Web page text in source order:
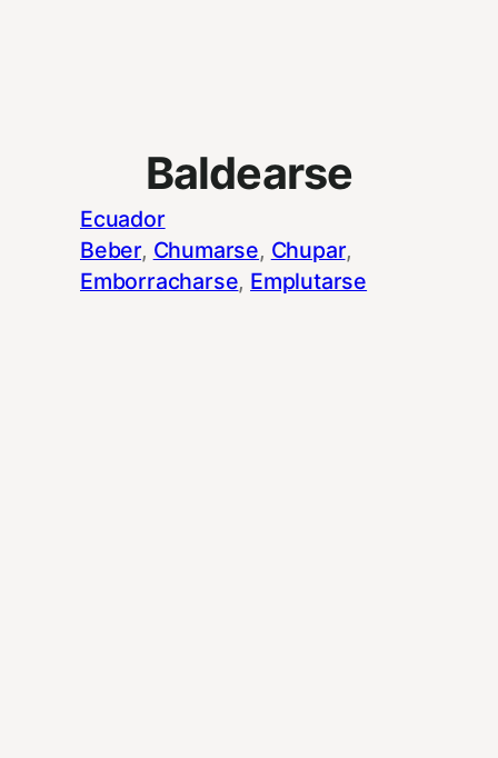
Baldearse
Ecuador
Beber, Chumarse, Chupar
Emborracharse, Emplutarse